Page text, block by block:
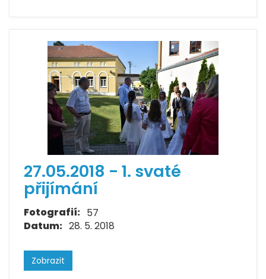
27.05.2018 - 1. svaté
přijímání
Fotografií: 57
Datum: 28. 5. 2018
Zobrazit